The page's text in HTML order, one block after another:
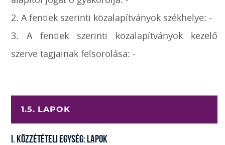
2. A fentiek szerinti közalapítványok székhelye: -
3. A fentiek szerinti közalapítványok kezelő
szerve tagjainak felsorolása: -
1.5. LAPOK
I. Közzétételi egység: Lapok